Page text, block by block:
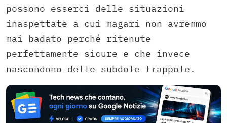
possono esserci delle situazioni
inaspettate a cui magari non avremmo
mai badato perché ritenute
perfettamente sicure e che invece
nascondono delle subdole trappole.